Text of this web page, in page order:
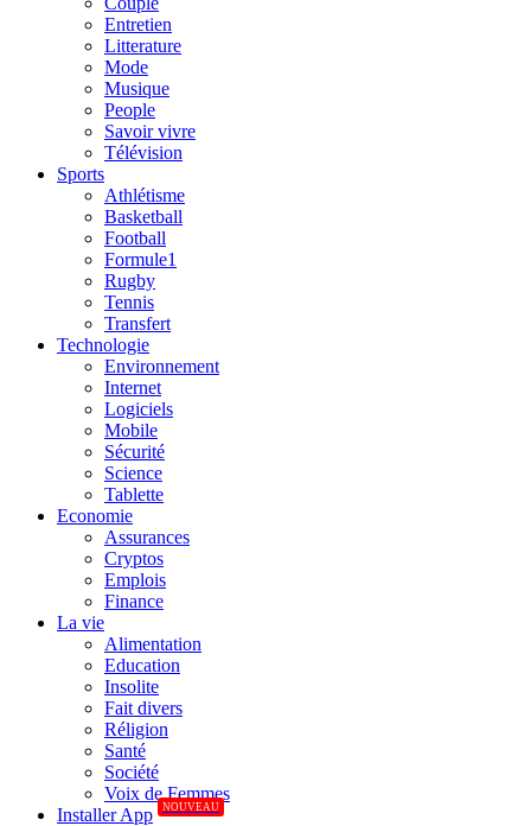
Entretien
Litterature
Mode
Musique
People
Savoir vivre
Télévision
Sports
Athlétisme
Basketball
Football
Formule1
Rugby
Tennis
Transfert
Technologie
Environnement
Internet
Logiciels
Mobile
Sécurité
Science
Tablette
Economie
Assurances
Cryptos
Emplois
Finance
La vie
Alimentation
Education
Insolite
Fait divers
Réligion
Santé
Société
Voix de Femmes
Installer App
NOUVEAU